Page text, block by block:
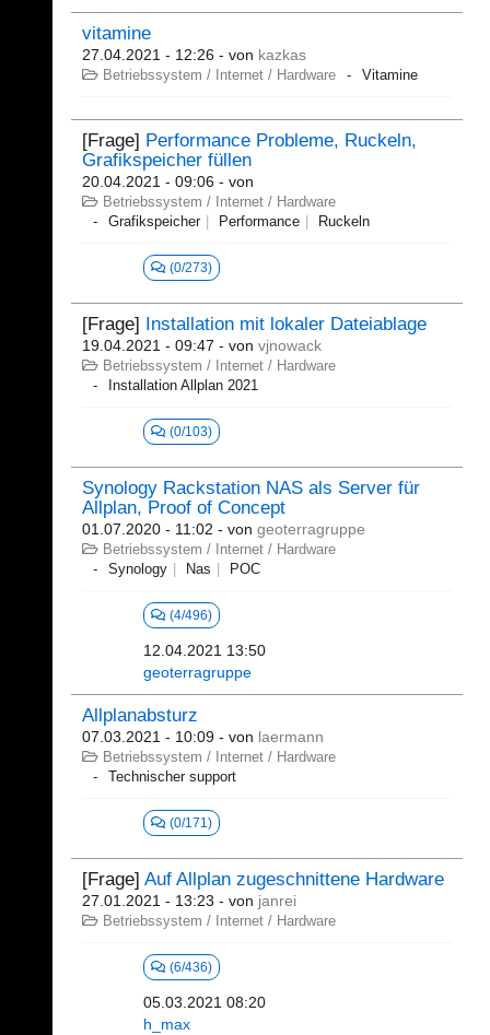
vitamine
27.04.2021 - 12:26 - von kazkas
Betriebssystem / Internet / Hardware Vitamine
[Frage] Performance Probleme, Ruckeln,
Grafikspeicher füllen
20.04.2021 - 09:06 - von
Betriebssystem / Internet / Hardware
Grafikspeicher
Performance Ruckeln
(0/273)
[Frage] Installation mit lokaler Dateiablage
19.04.2021 - 09:47 - von vjnowack
Betriebssystem / Internet / Hardware
Installation Allplan 2021
(0/103)
Synology Rackstation NAS als Server für
Allplan, Proof of Concept
01.07.2020 - 11:02 - von geoterragruppe
Betriebssystem / Internet / Hardware
Synology
Nas POC
(4/496)
12.04.2021 13:50
geoterragruppe
Allplanabsturz
07.03.2021 - 10:09 - von laermann
Betriebssystem / Internet / Hardware
Technischer support
(0/171)
[Frage] Auf Allplan zugeschnittene Hardware
27.01.2021 - 13:23 - von janrei
Betriebssystem / Internet / Hardware
(6/436)
05.03.2021 08:20
h_max